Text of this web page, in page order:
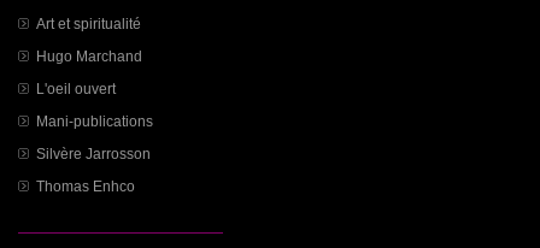
Art et spiritualité
Hugo Marchand
L'oeil ouvert
Mani-publications
Silvère Jarrosson
Thomas Enhco